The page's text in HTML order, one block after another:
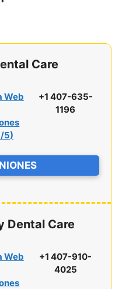
Care
Web
5)
+1 407-635-
1196
Dental Care
Web
+1 407-910-
4025